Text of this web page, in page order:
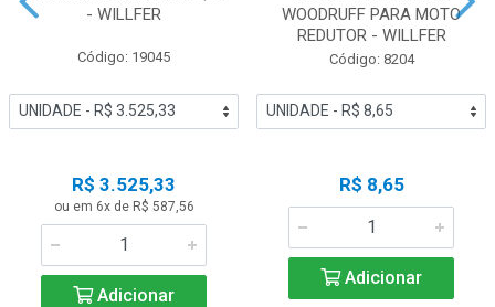
- WILLFER
Código: 19045
R$ 3.525,33
ou em 6x de R$ 587,56
Adicionar
WOODRUFF PARA MOTO
REDUTOR - WILLFER
Código: 8204
R$ 8,65
Adicionar